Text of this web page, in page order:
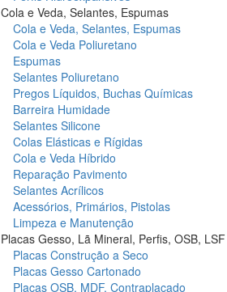
Cola e Veda, Selantes, Espumas
Cola e Veda, Selantes, Espumas
Cola e Veda Poliuretano
Espumas
Selantes Poliuretano
Pregos Líquidos, Buchas Químicas
Barreira Humidade
Selantes Silicone
Colas Elásticas e Rígidas
Cola e Veda Híbrido
Reparação Pavimento
Selantes Acrílicos
Acessórios, Primários, Pistolas
Limpeza e Manutenção
Placas Gesso, Lã Mineral, Perfis, OSB, LSF
Placas Construção a Seco
Placas Gesso Cartonado
Placas OSB, MDF, Contraplacado